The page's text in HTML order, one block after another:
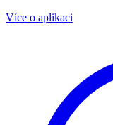
Více o aplikaci